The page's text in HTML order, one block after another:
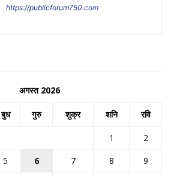
https://publicforum750.com
अगस्त 2026
बुध गुरु शुक्र शनि रवि
1
2
5 6 7 8
9